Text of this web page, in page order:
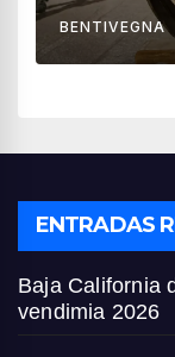
BENTIVEGNA
ENTRADAS
Baja California
vendimia 2026